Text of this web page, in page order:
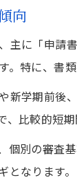
向
主に「申請
特に、書
新学期前後
比較的短
別の審査
なります。